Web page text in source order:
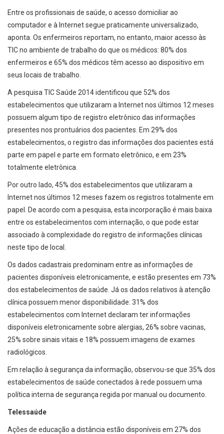
Entre os profissionais de saúde, o acesso domiciliar ao
computador e à Internet segue praticamente universalizado,
aponta. Os enfermeiros reportam, no entanto, maior acesso às
TIC no ambiente de trabalho do que os médicos: 80% dos
enfermeiros e 65% dos médicos têm acesso ao dispositivo em
seus locais de trabalho.
A pesquisa TIC Saúde 2014 identificou que 52% dos
estabelecimentos que utilizaram a Internet nos últimos 12 meses
possuem algum tipo de registro eletrônico das informações
presentes nos prontuários dos pacientes. Em 29% dos
estabelecimentos, o registro das informações dos pacientes está
parte em papel e parte em formato eletrônico, e em 23%
totalmente eletrônica.
Por outro lado, 45% dos estabelecimentos que utilizaram a
Internet nos últimos 12 meses fazem os registros totalmente em
papel. De acordo com a pesquisa, esta incorporação é mais baixa
entre os estabelecimentos com internação, o que pode estar
associado à complexidade do registro de informações clínicas
neste tipo de local.
Os dados cadastrais predominam entre as informações de
pacientes disponíveis eletronicamente, e estão presentes em 73%
dos estabelecimentos de saúde. Já os dados relativos à atenção
clínica possuem menor disponibilidade: 31% dos
estabelecimentos com Internet declaram ter informações
disponíveis eletronicamente sobre alergias, 26% sobre vacinas,
25% sobre sinais vitais e 18% possuem imagens de exames
radiológicos.
Em relação à segurança da informação, observou-se que 35% dos
estabelecimentos de saúde conectados à rede possuem uma
política interna de segurança regida por manual ou documento.
Telessaúde
Ações de educação a distância estão disponíveis em 27% dos